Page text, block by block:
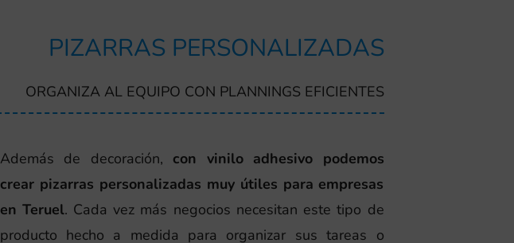
PIZARRAS PERSONALIZADAS
ORGANIZA AL EQUIPO CON PLANNINGS EFICIENTES
Además de decoración, con vinilo adhesivo podemos
crear pizarras personalizadas muy útiles para empresas
en Teruel. Cada vez más negocios necesitan este tipo de
producto hecho a medida para organizar sus tareas o